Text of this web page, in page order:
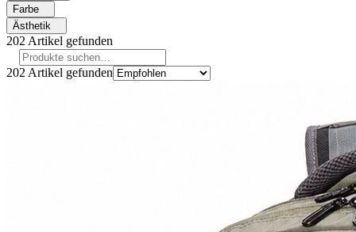
Farbe
Ästhetik
202 Artikel gefunden
202 Artikel gefunden